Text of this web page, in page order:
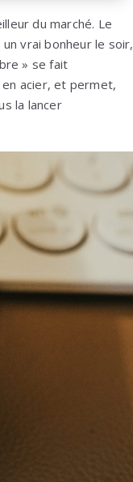
du marché. Le
vrai bonheur le soir,
» se fait
acier, et permet,
la lancer